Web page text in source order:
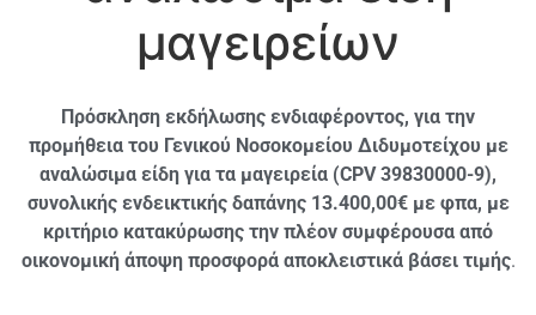
μαγειρείων
Πρόσκληση εκδήλωσης ενδιαφέροντος, για την
προμήθεια του Γενικού Νοσοκομείου Διδυμοτείχου με
αναλώσιμα είδη για τα μαγειρεία (CPV 39830000-9),
συνολικής ενδεικτικής δαπάνης 13.400,00€ με φπα, με
κριτήριο κατακύρωσης την πλέον συμφέρουσα από
οικονομική άποψη προσφορά αποκλειστικά βάσει τιμής.